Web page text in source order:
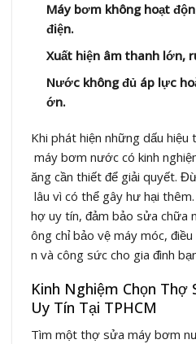
Máy bơm không hoạt
điện.
Xuất hiện âm thanh lớn,
Nước không đủ áp lực
ớn.
Khi phát hiện những dấu
máy bơm nước có kinh
ăng cần thiết để giải quyết.
lâu vì có thể gây hư hại
hợ uy tín, đảm bảo sửa chữa
ông chỉ bảo vệ máy móc,
n và công sức cho gia đình
Kinh Nghiệm Chọn
Uy Tín Tại TPHCM
Tìm một thợ sửa máy bơm